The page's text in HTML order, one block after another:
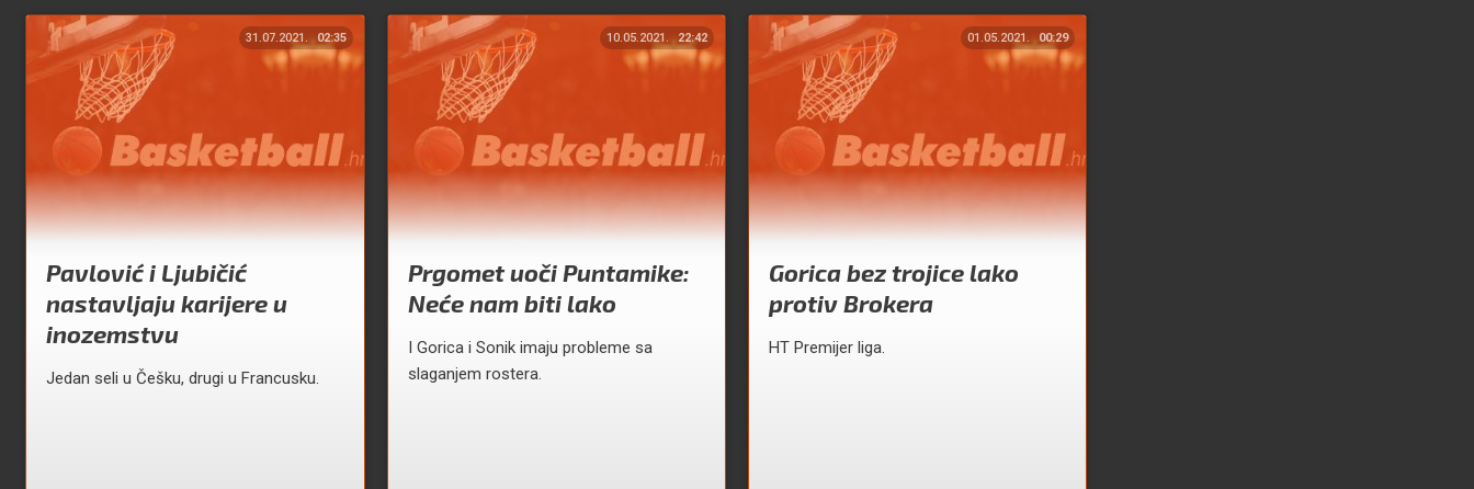
31.07.2021. 02:35
Pavlović i Ljubičić
nastavljaju karijere u
inozemstvu
Jedan seli u Češku, drugi u Francusku.
10.05.2021. 22:42
Prgomet uoči Puntamike:
Neće nam biti lako
I Gorica i Sonik imaju probleme sa
slaganjem rostera.
01.05.2021. 00:29
Gorica bez trojice lako
protiv Brokera
HT Premijer liga.